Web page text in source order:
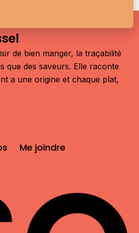
de bien manger, la traçabilité
que des saveurs. Elle raconte
a une origine et chaque plat,
Me joindre